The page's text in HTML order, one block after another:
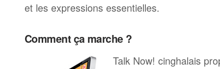
et les expressions essentielles.
Comment ça marche ?
Talk Now! cinghalais